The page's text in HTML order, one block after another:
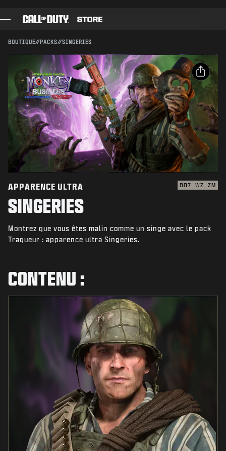
PASSE DE COMBAT
BLACK CELL
POINTS COD
BOUTIQUE D'ÉQUIPEMENT
COMBAT BUILDS
JEUX
ACTUS
BOUTIQUE//PACKS//SINGERIES
Compatible avec :
CONFIRMER L'ACHAT
ANNULER
Activision peut mettre à jour, remplacer ou supprimer
ce contenu en jeu à tout moment.
PARTAGER
Email
Facebook
X
Copier le lien
APPARENCE ULTRA BO7 WZ ZM
SINGERIES
Montrez que vous êtes malin comme un singe avec le pack
Traqueur : apparence ultra Singeries.
CONTENU :